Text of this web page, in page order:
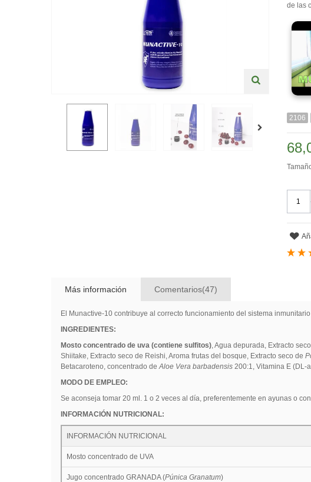
de las
2106
Más información Comentarios(47)
El Munactive-10 contribuye al correcto funcionamiento del sistema
INGREDIENTES:
Mosto concentrado de uva (contiene sulfitos), Agua depurada, Extracto
Shiitake, Extracto seco de Reishi, Aroma frutas del bosque, Extracto seco de
Betacaroteno, concentrado de Aloe Vera barbadensis200:1, Vitamina E (DL-
MODO DE EMPLEO:
Se aconseja tomar 20 ml. 1 o 2 veces al día, preferentemente en ayunas o
INFORMACIÓN NUTRICIONAL:
INFORMACIÓN NUTRICIONAL
Mosto concentrado de UVA
Jugo concentrado GRANADA (Púnica Granatum)